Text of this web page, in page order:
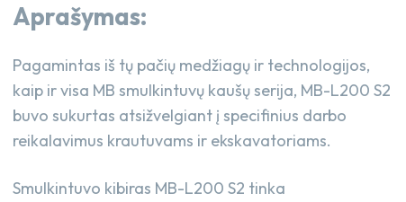
Aprašymas:
Pagamintas iš tų pačių medžiagų ir technologijos,
kaip ir visa MB smulkintuvų kaušų serija, MB-L200 S2
buvo sukurtas atsižvelgiant į specifinius darbo
reikalavimus krautuvams ir ekskavatoriams.
Smulkintuvo kibiras MB-L200 S2 tinka